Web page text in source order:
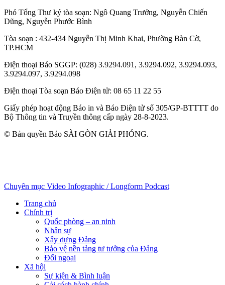
Phó Tổng Thư ký tòa soạn: Ngô Quang Trưởng, Nguyễn Chiến
Dũng, Nguyễn Phước Bình
Tòa soạn : 432-434 Nguyễn Thị Minh Khai, Phường Bàn Cờ,
TP.HCM
Điện thoại Báo SGGP: (028) 3.9294.091, 3.9294.092, 3.9294.093,
3.9294.097, 3.9294.098
Điện thoại Tòa soạn Báo Điện tử: 08 65 11 22 55
Giấy phép hoạt động Báo in và Báo Điện tử số 305/GP-BTTTT do
Bộ Thông tin và Truyền thông cấp ngày 28-8-2023.
© Bản quyền Báo SÀI GÒN GIẢI PHÓNG.
Chuyên mục Video Infographic / Longform Podcast
Trang chủ
Chính trị
Quốc phòng – an ninh
Nhân sự
Xây dựng Đảng
Bảo vệ nền tảng tư tưởng của Đảng
Đối ngoại
Xã hội
Sự kiện & Bình luận